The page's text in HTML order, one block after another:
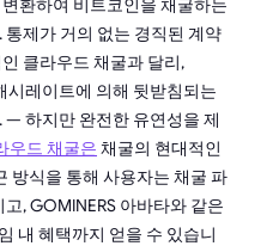
환하여 비트코인을 채굴하는
제가 거의 없는 경직된 계약
클라우드 채굴과 달리,
레이트에 의해 뒷받침되는
— 하지만 완전한 유연성을 제
우드 채굴은 채굴의 현대적인
방식을 통해 사용자는 채굴 파
, GOMINERS 아바타와 같은
내 혜택까지 얻을 수 있습니